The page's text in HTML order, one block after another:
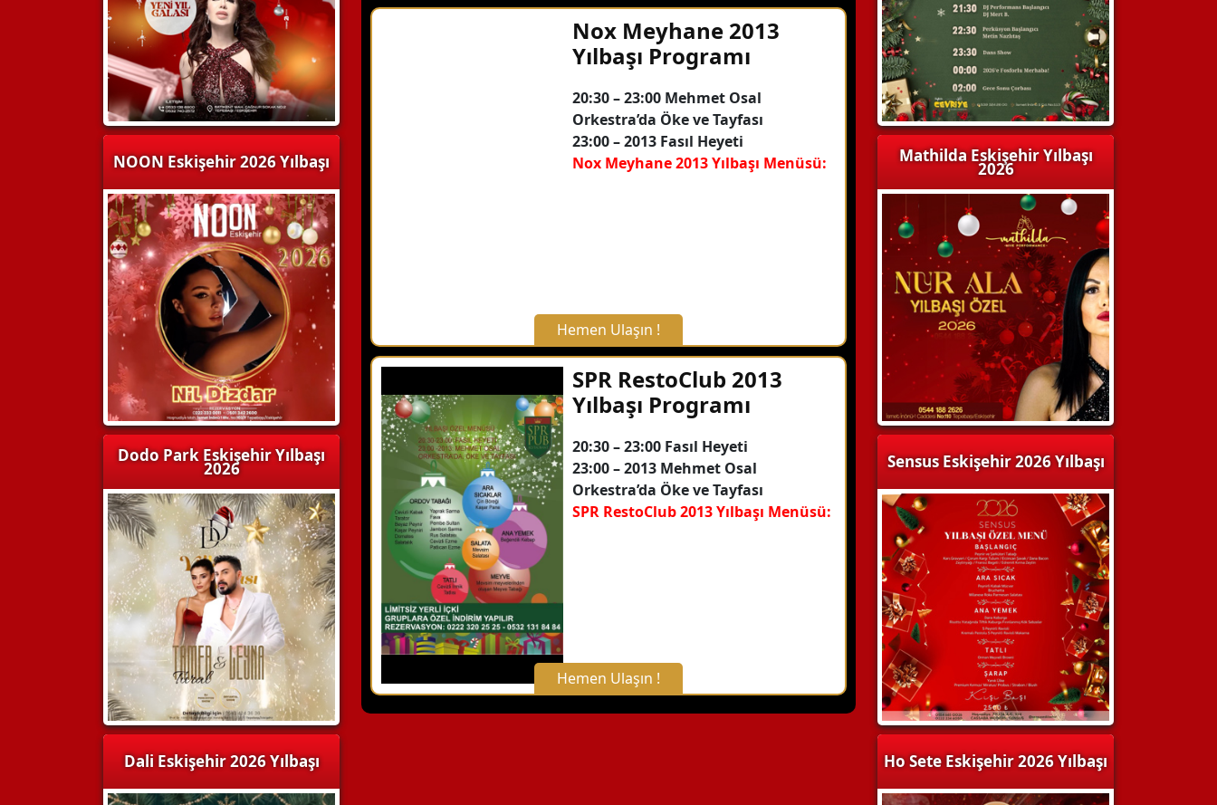
NOON Eskişehir 2026 Yılbaşı
Dodo Park Eskişehir Yılbaşı
2026
Dali Eskişehir 2026 Yılbaşı
X Kapat
Nox Meyhane 2013
Yılbaşı Programı
20:30 – 23:00 Mehmet Osal
Orkestra’da Öke ve Tayfası
23:00 – 2013 Fasıl Heyeti
Nox Meyhane 2013 Yılbaşı Menüsü:
Hemen Ulaşın !
X Kapat
WhatsApp ile Bilgi Alın
Hemen Arayın
Detaylı Bilgi Alın
SPR RestoClub 2013
Yılbaşı Programı
20:30 – 23:00 Fasıl Heyeti
23:00 – 2013 Mehmet Osal
Orkestra’da Öke ve Tayfası
SPR RestoClub 2013 Yılbaşı Menüsü:
Hemen Ulaşın !
X Kapat
Mathilda Eskişehir Yılbaşı
2026
Sensus Eskişehir 2026 Yılbaşı
Ho Sete Eskişehir 2026 Yılbaşı